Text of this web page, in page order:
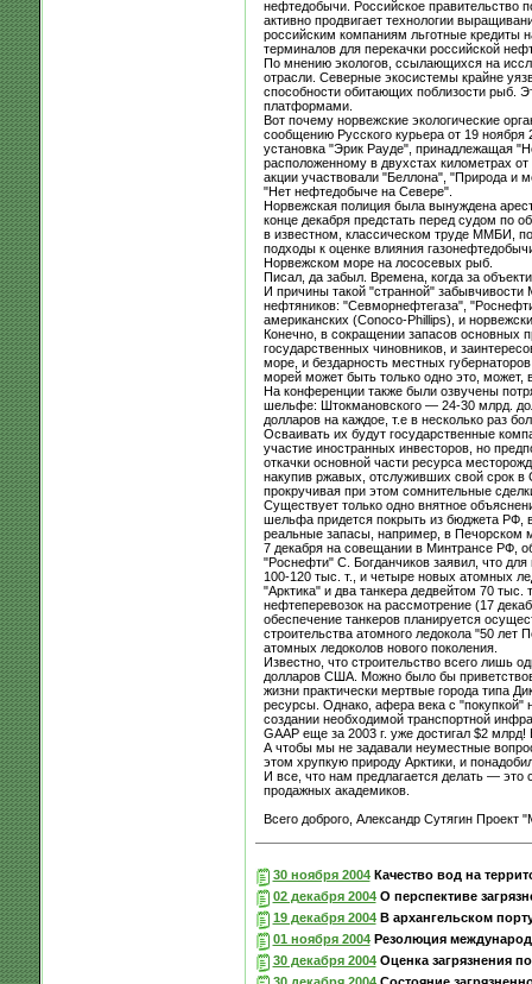
нефтедобычи. Российское правительство
активно продвигает технологии
российским компаниям льготные кредиты
терминалов для перекачки российской
По мнению экологов, ссылающихся на
отрасли. Северные экосистемы крайне
способности обитающих поблизости рыб.
платформами.
Вот почему норвежские экологические
сообщению Русского курьера от 19
установка "Эрик Рауде", принадлежащая
расположенному в двухстах километрах
акции участвовали "Беллона", "Природа и
"Нет нефтедобыче на Севере".
Норвежская полиция была вынуждена
конце декабря предстать перед судом по
в известном, классическом труде ММБИ,
подходы к оценке влияния
Норвежском море на лососевых рыб.
Писал, да забыл. Времена, когда за
И причины такой "странной"
нефтяников: "Севморнефтегаза",
американских (Conoco-Phillips), и
Конечно, в сокращении запасов основных
государственных чиновников, и
море, и бездарность местных
морей может быть только одно это, может,
На конференции также были озвучены
шельфе: Штокмановского — 24-30 млрд.
долларов на каждое, т.е в несколько раз
Осваивать их будут государственные
участие иностранных инвесторов, но
откачки основной части ресурса
накупив ржавых, отслуживших свой срок
прокручивая при этом сомнительные
Существует только одно внятное
шельфа придется покрыть из бюджета РФ,
реальные запасы, например, в Печорском
7 декабря на совещании в Минтрансе РФ,
"Роснефти" С. Богданчиков заявил, что
100-120 тыс. т., и четыре новых атомных
"Арктика" и два танкера дедвейтом 70
нефтеперевозок на рассмотрение (17
обеспечение танкеров планируется
строительства атомного ледокола "50 лет
атомных ледоколов нового поколения.
Известно, что строительство всего лишь
долларов США. Можно было бы
жизни практически мертвые города типа
ресурсы. Однако, афера века с "покупкой"
создании необходимой транспортной
GAAP еще за 2003 г. уже достигал $2
А чтобы мы не задавали неуместные
этом хрупкую природу Арктики, и
И все, что нам предлагается делать — это
продажных академиков.
Всего доброго, Александр Сутягин
30 ноября 2004Качество вод на
02 декабря 2004О перспективе
19 декабря 2004В архангельском
01 ноября 2004Резолюция
30 декабря 2004Оценка загрязнения